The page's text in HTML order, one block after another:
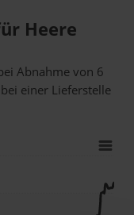
Heere
Abnahmevon 6
einer Lieferstelle